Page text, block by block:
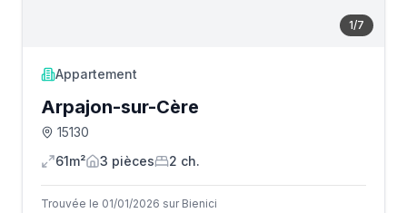
1/7
Appartement
Arpajon-sur-Cère
15130
61m²
3 pièces 2 ch.
Trouvée le 01/01/2026 sur Bienici